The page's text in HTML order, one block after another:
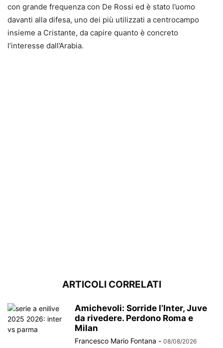
con grande frequenza con De Rossi ed è stato l’uomo
davanti alla difesa, uno dei più utilizzati a centrocampo
insieme a Cristante, da capire quanto è concreto
l’interesse dall’Arabia.
ARTICOLI CORRELATI
Amichevoli: Sorride l’Inter, Juve
da rivedere. Perdono Roma e
Milan
Francesco Mario Fontana - 08/08/2026